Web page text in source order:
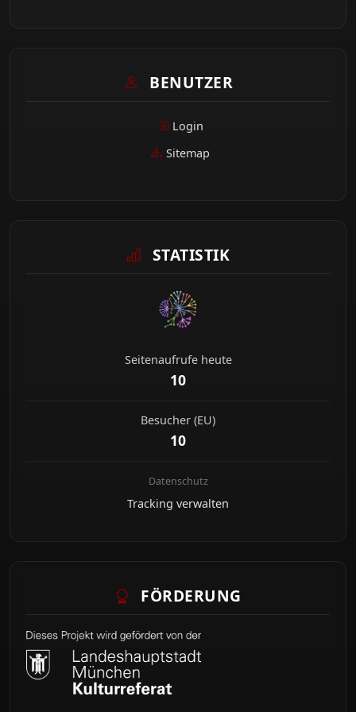
BENUTZER
Login
Sitemap
STATISTIK
Seitenaufrufe heute
10
Besucher (EU)
10
Datenschutz
Tracking verwalten
FÖRDERUNG